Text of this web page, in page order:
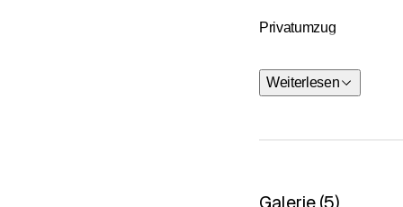
Privatumzug
Auf Wunsch helfen
kennen uns aus bei
Weiterlesen